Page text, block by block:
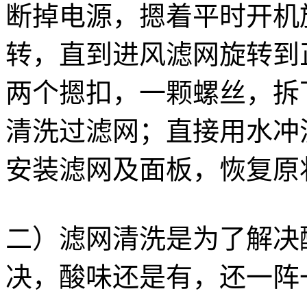
断掉电源，摁着平时开
转，直到进风滤网旋转
两个摁扣，一颗螺丝，拆
清洗过滤网；直接用水
安装滤网及面板，恢复原
二）滤网清洗是为了解
决，酸味还是有，还一